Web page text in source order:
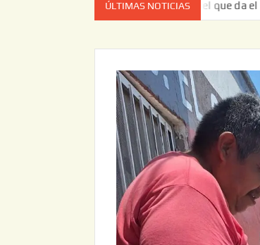
ÚLTIMAS NOTICIAS
es el estado de cuenta el que da el susto